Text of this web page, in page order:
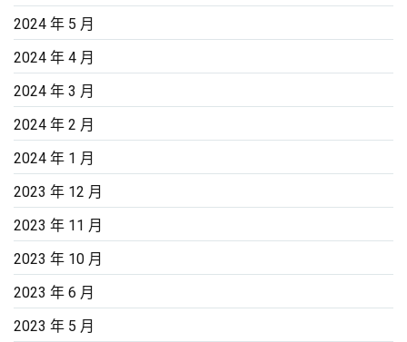
2024 年 5 月
2024 年 4 月
2024 年 3 月
2024 年 2 月
2024 年 1 月
2023 年 12 月
2023 年 11 月
2023 年 10 月
2023 年 6 月
2023 年 5 月